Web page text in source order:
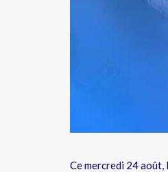
Ce mercredi 24 août,